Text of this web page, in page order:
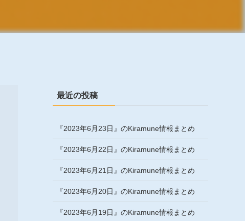
最近の投稿
『2023年6月23日』のKiramune情報まとめ
『2023年6月22日』のKiramune情報まとめ
『2023年6月21日』のKiramune情報まとめ
『2023年6月20日』のKiramune情報まとめ
『2023年6月19日』のKiramune情報まとめ